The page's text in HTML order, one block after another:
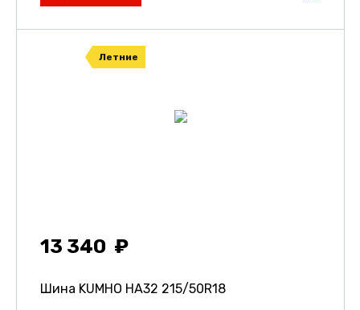
Летние
13 340
Шина KUMHO HA32 215/50R18